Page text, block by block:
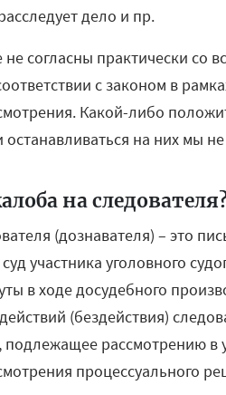
дело и пр.
не согласны практически
с законом в
Какой-либо
на них мы
на
(дознавателя) – это
участника уголовного
в ходе досудебного
(бездействия)
подлежащее рассмотрению
процессуального